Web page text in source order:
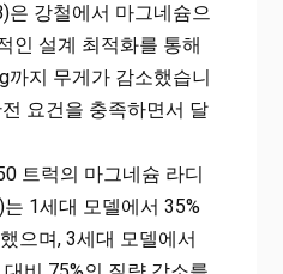
은 강철에서 마그네슘으
인 설계 최적화를 통해
까지 무게가 감소했습니
요건을 충족하면서 달
트럭의 마그네슘 라디
1세대 모델에서 35%
으며, 3세대 모델에서